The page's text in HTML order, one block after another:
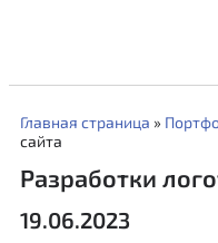
Главная страница »
сайта
Разработки
19.06.2023